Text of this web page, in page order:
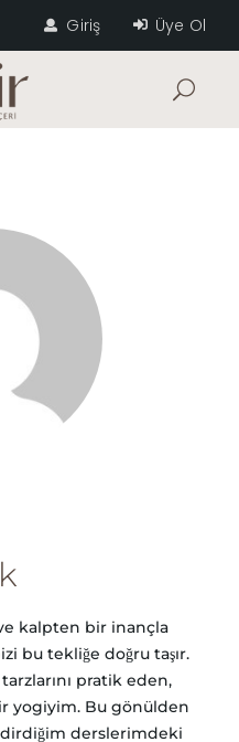
Giriş Üye Ol
kalpten bir inançla
bu tekliğe doğru taşır.
pratik eden,
yogiyim. Bu gönülden
derslerimdeki